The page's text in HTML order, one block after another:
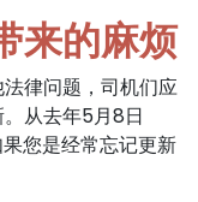
来的麻烦
律问题，司机们应
从去年5月8日
您是经常忘记更新